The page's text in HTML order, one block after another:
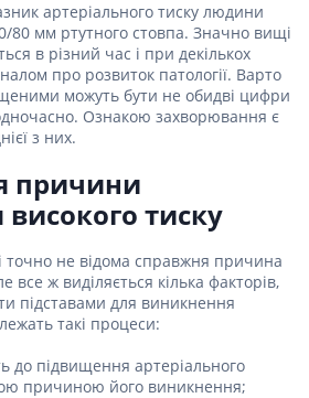
артеріального тиску людини
80 мм ртутного стовпа. Значно вищі
в різний час і при декількох
про розвиток патології. Варто
можуть бути не обидві цифри
Ознакою захворювання є
з них.
причини
тиску
не відома справжня причина
все ж виділяється кілька факторів,
підставами для виникнення
такі процеси:
до підвищення артеріального
причиною його виникнення;